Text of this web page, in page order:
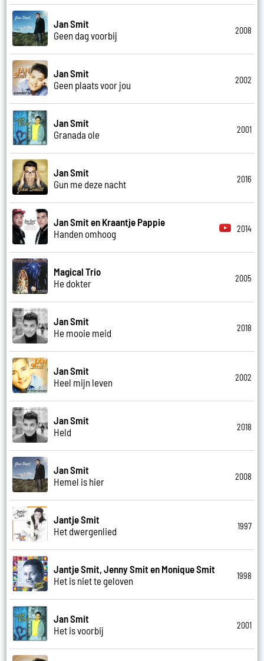
Jan Smit
Geen dag voorbij
2008
Jan Smit
Geen plaats voor jou
2002
Jan Smit
Granada ole
2001
Jan Smit
Gun me deze nacht
2016
Jan Smit en Kraantje Pappie
Handen omhoog
2014
Magical Trio
He dokter
2005
Jan Smit
He mooie meid
2018
Jan Smit
Heel mijn leven
2002
Jan Smit
Held
2018
Jan Smit
Hemel is hier
2008
Jantje Smit
Het dwergenlied
1997
Jantje Smit, Jenny Smit en Monique Smit
Het is niet te geloven
1998
Jan Smit
Het is voorbij
2001